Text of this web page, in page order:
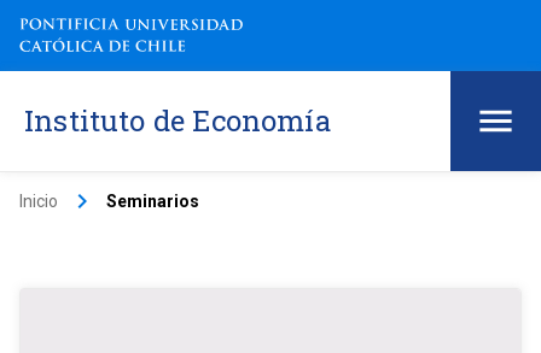
Instituto de Economía
Inicio keyboard_arrow_right Seminarios